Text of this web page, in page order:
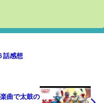
話感想
曲で太鼓の